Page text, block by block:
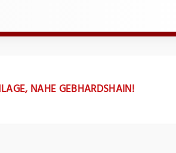
NAHE GEBHARDSHAIN!